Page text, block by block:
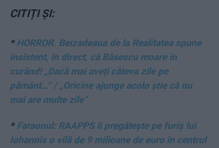
CITIȚI ȘI:
*HORROR. Beizadeaua de la Realitatea spune
insistent, în direct, că Băsescu moare în
curând! „Dacă mai aveți câteva zile pe
pământ…” / „Oricine ajunge acolo știe că nu
mai are multe zile”
*Faraonul: RAAPPS îi pregătește pe furiș lui
Iohannis o vilă de 9 milioane de euro în centrul